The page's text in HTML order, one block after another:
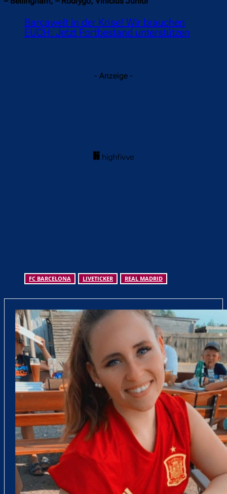
Barçawelt in der Krise! Wir brauchen
EUCH: Jetzt Fortbestand unterstützen
- Anzeige -
FC BARCELONA LIVETICKER REAL MADRID